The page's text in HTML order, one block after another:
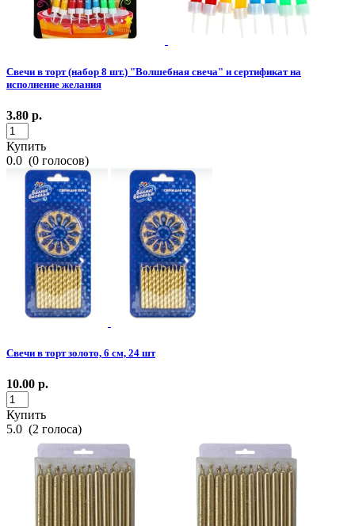
Свечи в торт (набор 8 шт.) "Волшебная свеча" и сертификат на
исполнение желания
3.80 р.
Купить
0.0 (0 голосов)
Свечи в торт золото, 6 см, 24 шт
10.00 р.
Купить
5.0 (2 голоса)